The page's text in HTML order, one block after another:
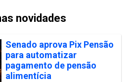
novidades
Senado aprova Pix Pensão
para automatizar
pagamento de pensão
alimentícia